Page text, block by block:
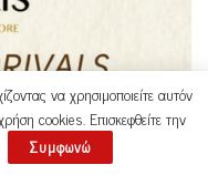
να χρησιμοποιείτε αυτόν
cookies. Επισκεφθείτε την
Συμφωνώ